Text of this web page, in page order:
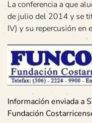
La conferencia a que
de julio del 2014 y se
IV) y su repercusión en
Información enviada a
Fundación